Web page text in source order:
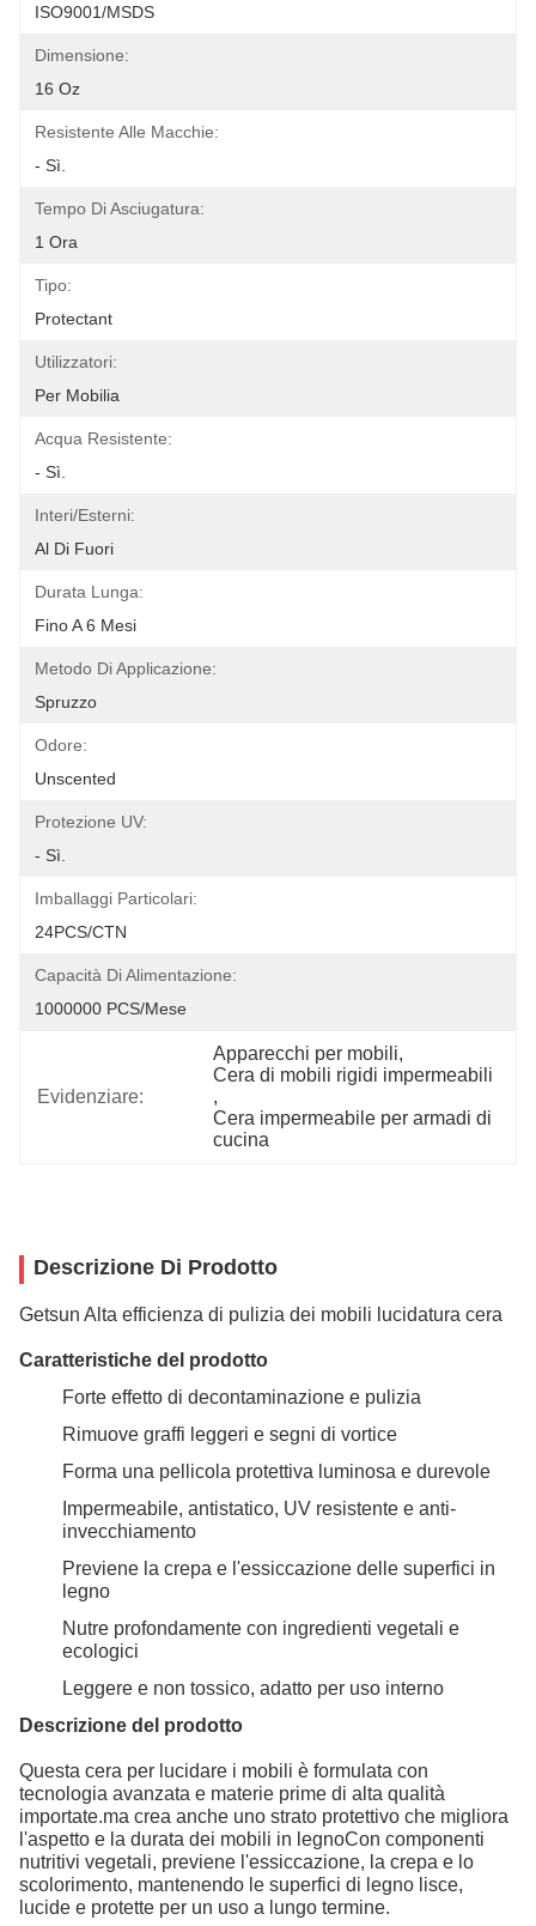
ISO9001/MSDS
Dimensione:
16 Oz
Resistente Alle Macchie:
- Sì.
Tempo Di Asciugatura:
1 Ora
Tipo:
Protectant
Utilizzatori:
Per Mobilia
Acqua Resistente:
- Sì.
Interi/esterni:
Al Di Fuori
Durata Lunga:
Fino A 6 Mesi
Metodo Di Applicazione:
Spruzzo
Odore:
Unscented
Protezione UV:
- Sì.
Imballaggi Particolari:
24PCS/CTN
Capacità Di Alimentazione:
1000000 PCS/Mese
Evidenziare:
Apparecchi per mobili,
Cera di mobili rigidi impermeabili
,
Cera impermeabile per armadi di
cucina
Descrizione Di Prodotto
Getsun Alta efficienza di pulizia dei mobili lucidatura cera
Caratteristiche del prodotto
Forte effetto di decontaminazione e pulizia
Rimuove graffi leggeri e segni di vortice
Forma una pellicola protettiva luminosa e durevole
Impermeabile, antistatico, UV resistente e anti-
invecchiamento
Previene la crepa e l'essiccazione delle superfici in
legno
Nutre profondamente con ingredienti vegetali e
ecologici
Leggere e non tossico, adatto per uso interno
Descrizione del prodotto
Questa cera per lucidare i mobili è formulata con
tecnologia avanzata e materie prime di alta qualità
importate.ma crea anche uno strato protettivo che migliora
l'aspetto e la durata dei mobili in legnoCon componenti
nutritivi vegetali, previene l'essiccazione, la crepa e lo
scolorimento, mantenendo le superfici di legno lisce,
lucide e protette per un uso a lungo termine.